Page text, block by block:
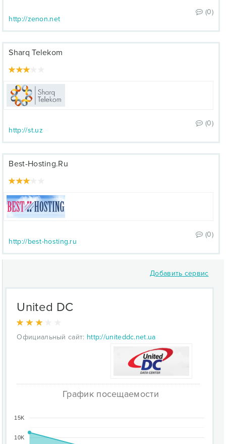
(0)
http://zenon.net
Sharq Telekom
(0)
http://st.uz
Best-Hosting.Ru
(0)
http://best-hosting.ru
Добавить сервис
United DC
Официальный сайт: http://uniteddc.net.ua
График посещаемости
10K
15K